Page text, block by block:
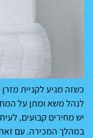
כשזה מגיע לקניית
לנהל משא ומתן על
במהלך המכירה. עם